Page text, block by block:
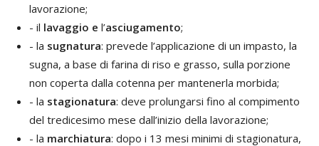
lavorazione;
- il lavaggio e l’asciugamento;
- la sugnatura: prevede l’applicazione di un impasto, la
sugna, a base di farina di riso e grasso, sulla porzione
non coperta dalla cotenna per mantenerla morbida;
- la stagionatura: deve prolungarsi fino al compimento
del tredicesimo mese dall’inizio della lavorazione;
- la marchiatura: dopo i 13 mesi minimi di stagionatura,